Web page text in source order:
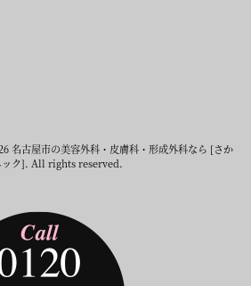
名古屋市の美容外科・皮膚科・形成外科なら [さか
ック]. All rights reserved.